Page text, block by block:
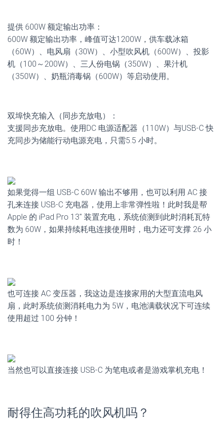
提供 600W 额定输出功率：
600W 额定输出功率，峰值可达1200W，供车载冰箱
（60W）、电风扇（30W）、小型吹风机（600W）、投影
机（100～200W）、三人份电锅（350W）、果汁机
（350W）、奶瓶消毒锅（600W）等启动使用。
双埠快充输入（同步充放电）：
支援同步充放电。使用DC 电源适配器（110W）与USB-C 快
充同步为储能行动电源充电，只需5.5 小时。
如果觉得一组 USB-C 60W 输出不够用，也可以利用 AC 接
孔来连接 USB-C 充电器，使用上非常弹性啦！此时我是帮
Apple 的 iPad Pro 13″ 装置充电，系统侦测到此时消耗瓦特
数为 60W，如果持续耗电连接使用时，电力还可支撑 26 小
时！
也可连接 AC 变压器，我这边是连接家用的大型直流电风
扇，此时系统侦测消耗电力为 5W，电池满载状况下可连续
使用超过 100 分钟！
当然也可以直接连接 USB-C 为笔电或者是游戏掌机充电！
耐得住高功耗的吹风机吗？